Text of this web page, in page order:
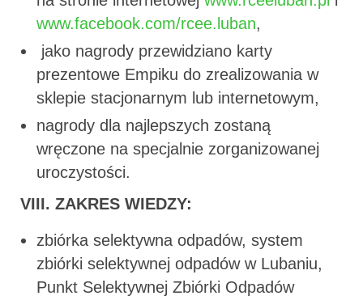
www.facebook.com/rcee.luban,
jako nagrody przewidziano karty
prezentowe Empiku do zrealizowania w
sklepie stacjonarnym lub internetowym,
nagrody dla najlepszych zostaną
wręczone na specjalnie zorganizowanej
uroczystości.
VIII. ZAKRES WIEDZY:
zbiórka selektywna odpadów, system
zbiórki selektywnej odpadów w Lubaniu,
Punkt Selektywnej Zbiórki Odpadów